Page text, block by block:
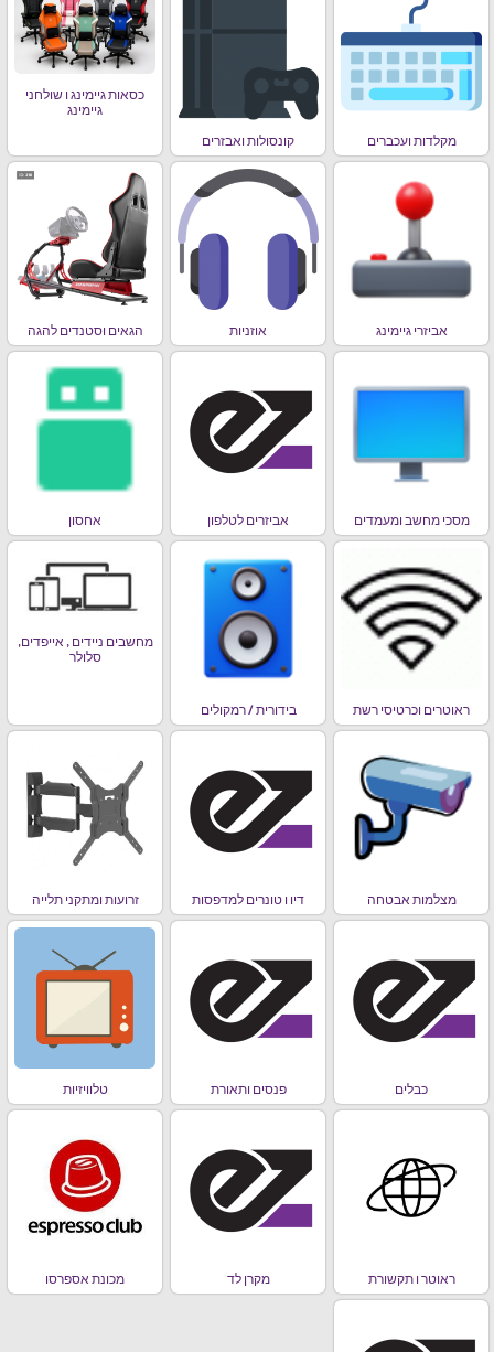
מקלדות ועכברים קונסולות ואבזרים
כסאות גיימינג ו שולחני
גיימינג
אביזרי גיימינג אוזניות הגאים וסטנדים להגה
מסכי מחשב ומעמדים אביזרים לטלפון אחסון
ראוטרים וכרטיסי רשת בידורית / רמקולים
מחשבים ניידים , אייפדים,
סלולר
מצלמות אבטחה דיו ו טונרים למדפסות זרועות ומתקני תלייה
כבלים פנסים ותאורת טלוויזיות
ראוטר ו תקשורת מקרן לד מכונת אספרסו